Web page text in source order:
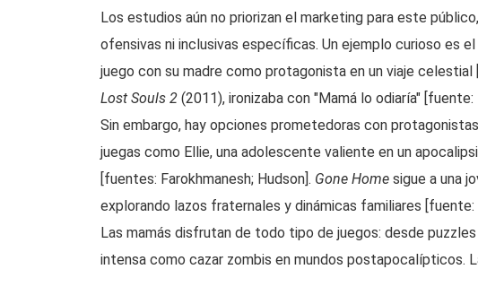
Los estudios aún no priorizan el marketing para este
ofensivas ni inclusivas específicas. Un ejemplo curioso es
juego con su madre como protagonista en un viaje
Lost Souls 2 (2011), ironizaba con "Mamá lo odiaría"
Sin embargo, hay opciones prometedoras con
juegas como Ellie, una adolescente valiente en un
[fuentes: Farokhmanesh; Hudson]. Gone Home sigue a una
explorando lazos fraternales y dinámicas familiares [fuente:
Las mamás disfrutan de todo tipo de juegos: desde
intensa como cazar zombis en mundos postapocalípticos.